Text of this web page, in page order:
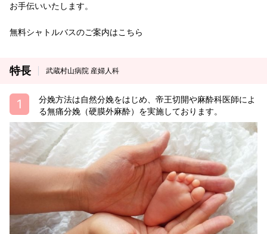
お手伝いいたします。
無料シャトルバスのご案内はこちら
特長 武蔵村山病院 産婦人科
分娩方法は自然分娩をはじめ、帝王切開や麻酔科医師によ
る無痛分娩（硬膜外麻酔）を実施しております。